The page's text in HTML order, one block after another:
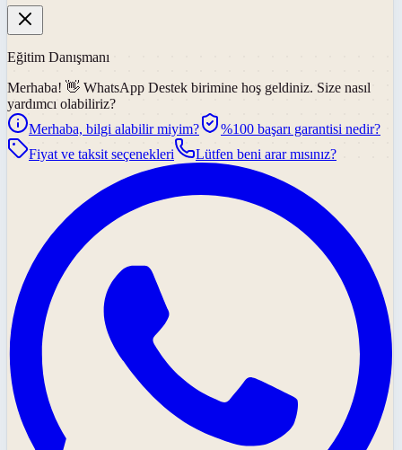
Eğitim Danışmanı
Merhaba! 👋 WhatsApp Destek birimine hoş geldiniz. Size nasıl
yardımcı olabiliriz?
Merhaba, bilgi alabilir miyim?
%100 başarı garantisi nedir?
Fiyat ve taksit seçenekleri
Lütfen beni arar mısınız?